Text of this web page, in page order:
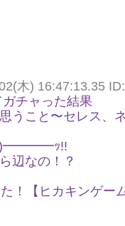
木) 16:47:13.35
チャった結果
うこと〜セレス、
ﾟ)━━━━ｯ!!
辺なの！？
！【ヒカキンゲー